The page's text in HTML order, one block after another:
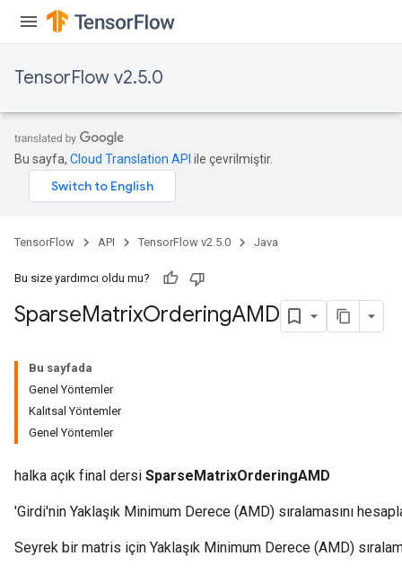
TensorFlow v2.5.0
Bu sayfa, Cloud Translation API ile çevrilmiştir.
TensorFlow API TensorFlow v2.5.0 Java
Bu size yardımcı oldu mu?
SparseMatrixOrderingAMD
Bu sayfada
Genel Yöntemler
Kalıtsal Yöntemler
Genel Yöntemler
halka açık final dersi SparseMatrixOrderingAMD
'Girdi'nin Yaklaşık Minimum Derece (AMD) sıralamasını
Seyrek bir matris için Yaklaşık Minimum Derece (AMD)